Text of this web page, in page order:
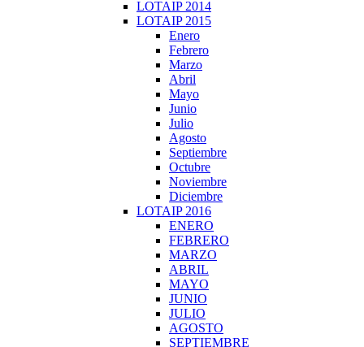
LOTAIP 2014
LOTAIP 2015
Enero
Febrero
Marzo
Abril
Mayo
Junio
Julio
Agosto
Septiembre
Octubre
Noviembre
Diciembre
LOTAIP 2016
ENERO
FEBRERO
MARZO
ABRIL
MAYO
JUNIO
JULIO
AGOSTO
SEPTIEMBRE